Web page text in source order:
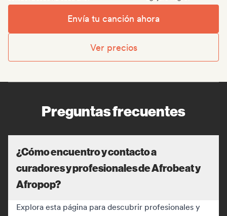
Envía tu canción ahora
Ver precios
Preguntas frecuentes
¿Cómo encuentro y contacto a
curadores y profesionales de Afrobeat y
Afropop?
Explora esta página para descubrir profesionales y